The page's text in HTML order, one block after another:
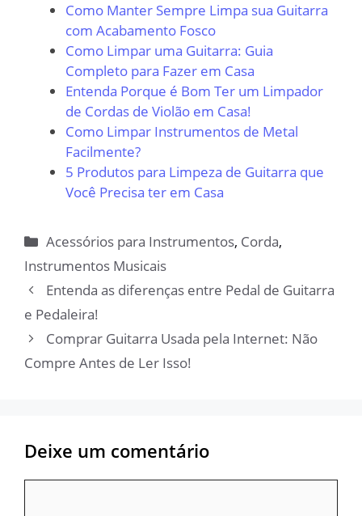
Como Manter Sempre Limpa sua Guitarra
com Acabamento Fosco
Como Limpar uma Guitarra: Guia
Completo para Fazer em Casa
Entenda Porque é Bom Ter um Limpador
de Cordas de Violão em Casa!
Como Limpar Instrumentos de Metal
Facilmente?
5 Produtos para Limpeza de Guitarra que
Você Precisa ter em Casa
Categorias
Acessórios para Instrumentos, Corda,
Instrumentos Musicais
Entenda as diferenças entre Pedal de Guitarra
e Pedaleira!
Comprar Guitarra Usada pela Internet: Não
Compre Antes de Ler Isso!
Deixe um comentário